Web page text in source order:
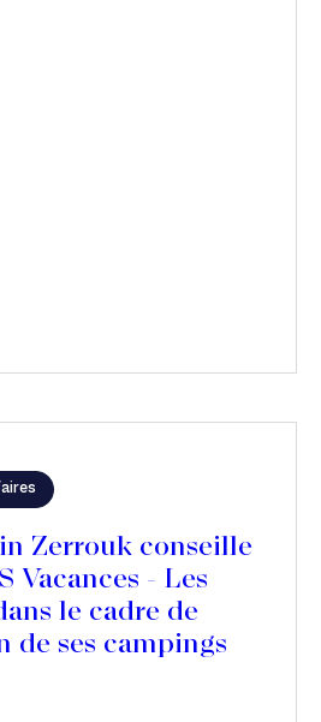
Zerrouk conseille
Vacances - Les
le cadre de
de ses campings